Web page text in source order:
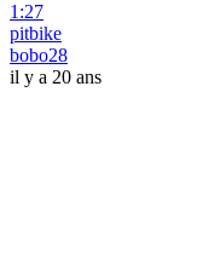
1:27
pitbike
bobo28
il y a 20 ans